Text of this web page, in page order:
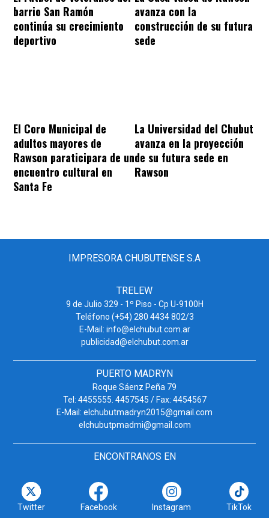
barrio San Ramón
continúa su crecimiento
deportivo
avanza con la
construcción de su futura
sede
El Coro Municipal de
adultos mayores de
Rawson paraticipara de un
encuentro cultural en
Santa Fe
La Universidad del Chubut
avanza en la proyección
de su futura sede en
Rawson
IMPRESORA CHUBUTENSE S.A
TRELEW
9 de Julio 329 - 1º Piso - Cp U-9100H
Teléfono (+54) 280 4434 802/3
E-Mail: info@elchubut.com.ar
publicidad@elchubut.com.ar
PUERTO MADRYN
Roque Sáenz Peña 79
Tel: 4455555. 4457545 / Fax: 4454567
E-Mail: elchubutmadryn2015@gmail.com
elchubutpmadmi@gmail.com
ENCONTRANOS EN
Twitter Facebook Instagram TikTok